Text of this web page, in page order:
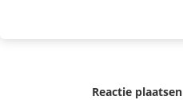
Reactie plaatsen